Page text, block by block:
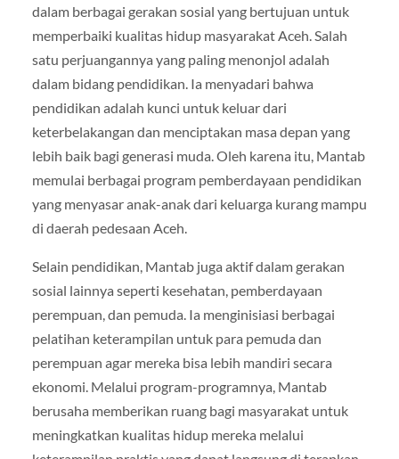
dalam berbagai gerakan sosial yang bertujuan untuk
memperbaiki kualitas hidup masyarakat Aceh. Salah
satu perjuangannya yang paling menonjol adalah
dalam bidang pendidikan. Ia menyadari bahwa
pendidikan adalah kunci untuk keluar dari
keterbelakangan dan menciptakan masa depan yang
lebih baik bagi generasi muda. Oleh karena itu, Mantab
memulai berbagai program pemberdayaan pendidikan
yang menyasar anak-anak dari keluarga kurang mampu
di daerah pedesaan Aceh.
Selain pendidikan, Mantab juga aktif dalam gerakan
sosial lainnya seperti kesehatan, pemberdayaan
perempuan, dan pemuda. Ia menginisiasi berbagai
pelatihan keterampilan untuk para pemuda dan
perempuan agar mereka bisa lebih mandiri secara
ekonomi. Melalui program-programnya, Mantab
berusaha memberikan ruang bagi masyarakat untuk
meningkatkan kualitas hidup mereka melalui